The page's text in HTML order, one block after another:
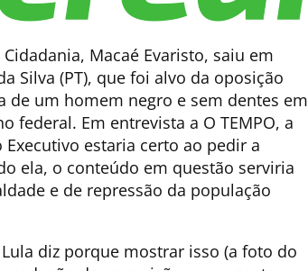
Macaé Evaristo, saiu em
Silva (PT), que foi alvo da oposição
de um homem negro e sem dentes em
federal. Em entrevista a O TEMPO, a
estaria certo ao pedir a
ela, o conteúdo em questão serviria
e de repressão da população
diz porque mostrar isso (a foto do